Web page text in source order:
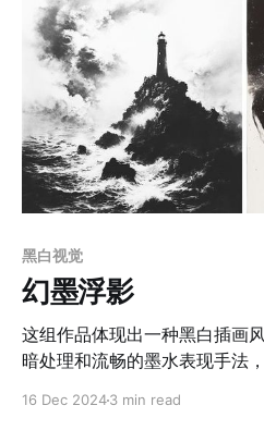
充分利用了现代媒介与技法，
泽的装饰性完美结合，彰显出
性。 应用场景 1. 高端艺术展览与装饰艺术 适合用于艺术
画廊、私人藏品或高端家居空
表现力和现
黑白视觉
幻墨浮影
这组作品体现出一种黑白插画
暗处理和流畅的墨水表现手法
16 Dec 20243 min read